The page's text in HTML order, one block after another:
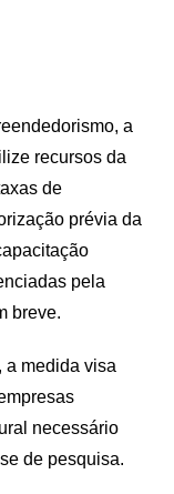
a
recursos da
de
prévia da
pela
breve.
a medida visa
necessário
de pesquisa.